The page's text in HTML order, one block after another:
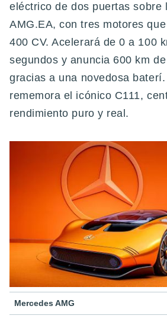
eléctrico de dos puertas sobre
AMG.EA, con tres motores
400 CV. Acelerará de 0 a 100
segundos y anuncia 600 km
gracias a una novedosa
rememora el icónico C111,
rendimiento puro y real.
Mercedes AMG